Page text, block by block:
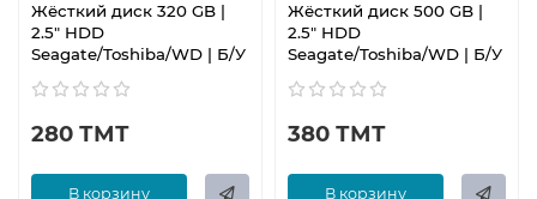
Жёсткий диск 320 GB |
2.5" HDD
Seagate/Toshiba/WD | Б/У
280 ТМТ
В корзину
Жёсткий диск 500 GB |
2.5" HDD
Seagate/Toshiba/WD | Б/У
380 ТМТ
В корзину